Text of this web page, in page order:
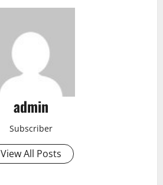
admin
Subscriber
View All Posts